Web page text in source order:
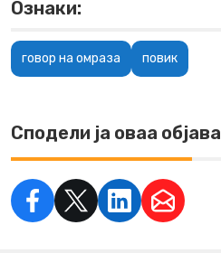
Ознаки:
говор на омраза повик
Сподели ја оваа објава